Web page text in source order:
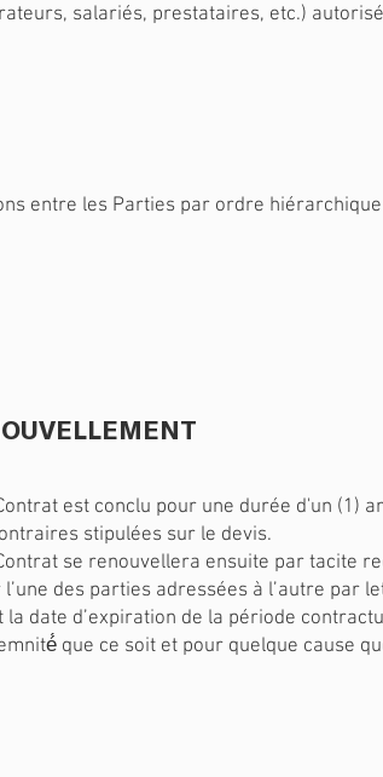
salariés, prestataires, etc.)
entre les Parties par ordre
est conclu pour une durée d'un (1)
stipulées sur le devis.
se renouvellera ensuite par tacite
des parties adressées à l’autre par
date d’expiration de la période
que ce soit et pour quelque cause